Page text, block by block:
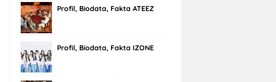
Profil, Biodata, Fakta ATEEZ
Profil, Biodata, Fakta IZONE